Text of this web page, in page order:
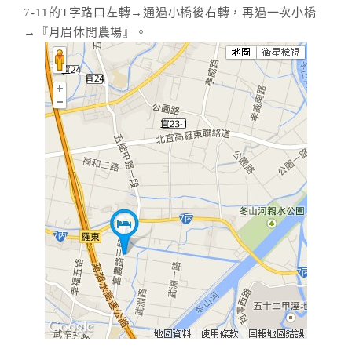
7-11的T字路口左轉→通過小橋後右轉，再過一次小橋
→『月眉休閒農場』。